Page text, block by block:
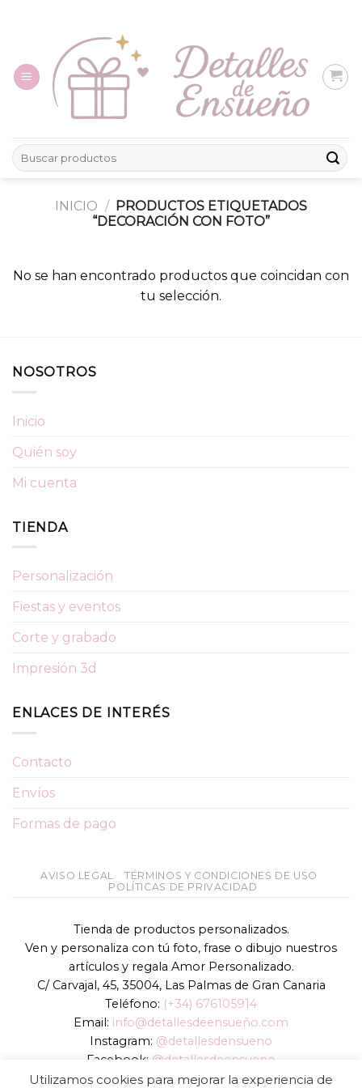
Buscar
por:
INICIO / PRODUCTOS ETIQUETADOS
“DECORACIÓN CON FOTO”
No se han encontrado productos que coincidan con
tu selección.
NOSOTROS
Inicio
Quién soy
Mi cuenta
TIENDA
Personalización
Fiestas y eventos
Corte y grabado
Impresión 3d
ENLACES DE INTERÉS
Contacto
Envíos
Formas de pago
AVISO LEGAL
TÉRMINOS Y CONDICIONES DE USO
POLÍTICAS DE PRIVACIDAD
Tienda de productos personalizados.
Ven y personaliza con tú foto, frase o dibujo nuestros
artículos y regala Amor Personalizado.
C/ Carvajal, 45, 35004, Las Palmas de Gran Canaria
Teléfono: (+34) 676105914
Email: info@detallesdeensueño.com
Instagram: @detallesdensueno
Facebook: @detallesdeensueno
TikTok: @detallesdensueno
Utilizamos cookies para mejorar la experiencia de